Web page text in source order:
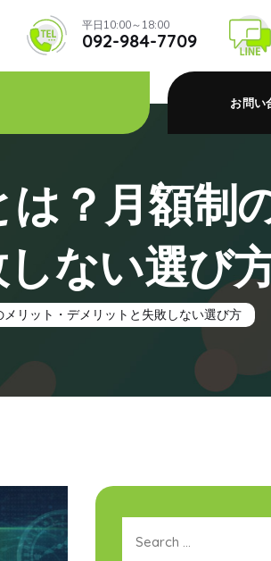
平日10:00～18:00
092-984-7709
お問い
？月額制
ない選び
リット・デメリットと失敗しない選び方